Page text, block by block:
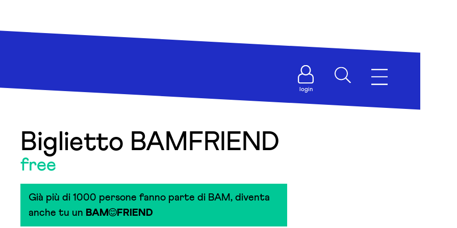
login
Biglietto BAMFRIEND
free
Già più di 1000 persone fanno parte di BAM, diventa
anche tu un BAM FRIEND